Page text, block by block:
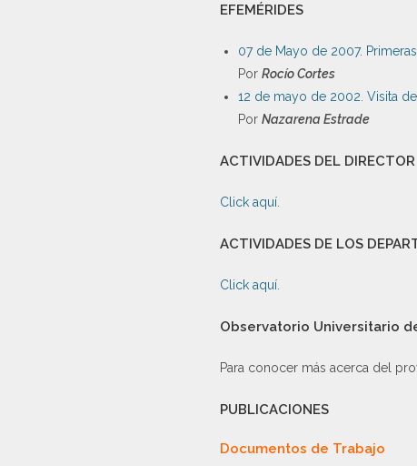
EFEMÉRIDES
07 de Mayo de 2007.
Por Rocío Cortes
12 de mayo de 2002. Visita
Por Nazarena Estrade
ACTIVIDADES DEL DIRECTOR
Click aquí.
ACTIVIDADES DE LOS
Click aquí.
Observatorio Universitario
Para conocer más acerca del
PUBLICACIONES
Documentos de Trabajo